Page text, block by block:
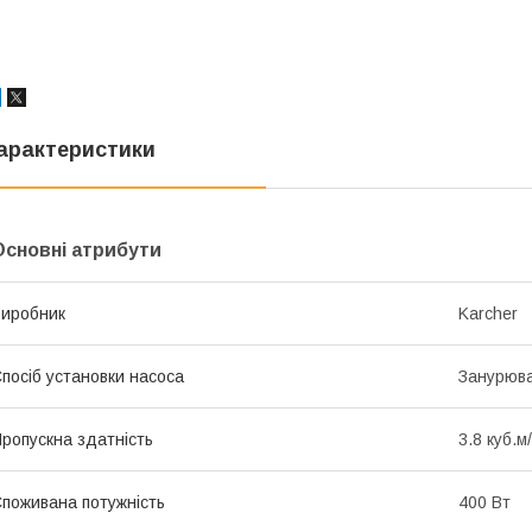
атрибути
Karcher
установки насоса
здатність 3.8
потужність 400 Вт